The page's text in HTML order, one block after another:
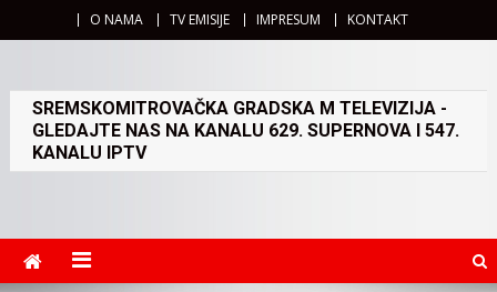
O NAMA TV EMISIJE IMPRESUM KONTAKT
SREMSKOMITROVAČKA GRADSKA M TELEVIZIJA -
GLEDAJTE NAS NA KANALU 629. SUPERNOVA I 547.
KANALU IPTV